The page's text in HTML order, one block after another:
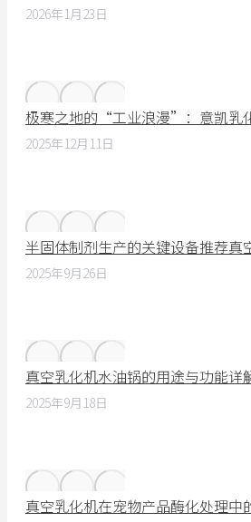
2026年1月23日
极寒之地的“工业浪漫”：意凯乳
2025年12月11日
半固体制剂生产的关键设备推荐真
2025年9月26日
真空乳化机水油锅的用途与功能详
2025年9月18日
真空乳化机在宠物产品酶化处理中